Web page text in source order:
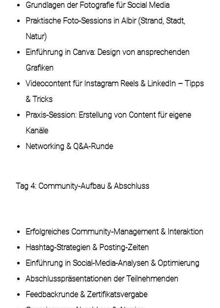
Grundlagen der Fotografie für Social Media
Praktische Foto-Sessions in Albir (Strand, Stadt,
Natur)
Einführung in Canva: Design von ansprechenden
Grafiken
Videocontent für Instagram Reels & LinkedIn – Tipps
& Tricks
Praxis-Session: Erstellung von Content für eigene
Kanäle
Networking & Q&A-Runde
Tag 4: Community-Aufbau & Abschluss
Erfolgreiches Community-Management & Interaktion
Hashtag-Strategien & Posting-Zeiten
Einführung in Social-Media-Analysen & Optimierung
Abschlusspräsentationen der Teilnehmenden
Feedbackrunde & Zertifikatsvergabe